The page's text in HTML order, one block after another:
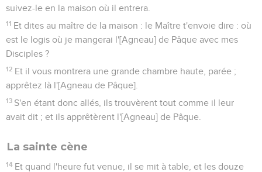
suivez-le en la maison où il entrera.
11 Et dites au maître de la maison : le Maître t'envoie dire : où
est le logis où je mangerai l'[Agneau] de Pâque avec mes
Disciples ?
12 Et il vous montrera une grande chambre haute, parée ;
apprêtez là l'[Agneau de Pâque].
13 S'en étant donc allés, ils trouvèrent tout comme il leur
avait dit ; et ils apprêtèrent l'[Agneau] de Pâque.
La sainte cène
14 Et quand l'heure fut venue, il se mit à table, et les douze